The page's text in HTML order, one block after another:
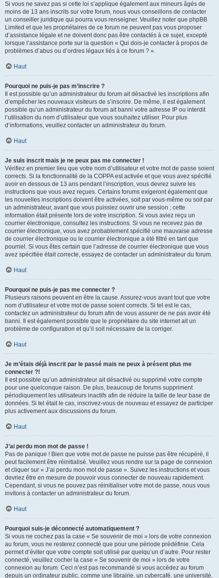
Si vous ne savez pas si cette loi s’applique également aux mineurs âgés de
moins de 13 ans inscrits sur votre forum, nous vous conseillons de contacter
un conseiller juridique qui pourra vous renseigner. Veuillez noter que phpBB
Limited et que les propriétaires de ce forum ne peuvent pas vous proposer
d’assistance légale et ne doivent donc pas être contactés à ce sujet, excepté
lorsque l’assistance porte sur la question « Qui dois-je contacter à propos de
problèmes d’abus ou d’ordres légaux liés à ce forum ? ».
Haut
Pourquoi ne puis-je pas m’inscrire ?
Il est possible qu’un administrateur du forum ait désactivé les inscriptions afin
d’empêcher les nouveaux visiteurs de s’inscrire. De même, il est également
possible qu’un administrateur du forum ait banni votre adresse IP ou interdit
l’utilisation du nom d’utilisateur que vous souhaitez utiliser. Pour plus
d’informations, veuillez contacter un administrateur du forum.
Haut
Je suis inscrit mais je ne peux pas me connecter !
Vérifiez en premier lieu que votre nom d’utilisateur et votre mot de passe soient
corrects. Si la fonctionnalité de la COPPA est activée et que vous avez spécifié
avoir en dessous de 13 ans pendant l’inscription, vous devrez suivre les
instructions que vous avez reçues. Certains forums exigeront également que
les nouvelles inscriptions doivent être activées, soit par vous-même ou soit par
un administrateur, avant que vous puissiez ouvrir une session ; cette
information était présente lors de votre inscription. Si vous aviez reçu un
courrier électronique, consultez les instructions. Si vous ne recevez pas de
courrier électronique, vous avez probablement spécifié une mauvaise adresse
de courrier électronique ou le courrier électronique a été filtré en tant que
pourriel. Si vous êtes certain que l’adresse de courrier électronique que vous
avez spécifiée était correcte, essayez de contacter un administrateur du forum.
Haut
Pourquoi ne puis-je pas me connecter ?
Plusieurs raisons peuvent en être la cause. Assurez-vous avant tout que votre
nom d’utilisateur et votre mot de passe soient corrects. Si tel est le cas,
contactez un administrateur du forum afin de vous assurer de ne pas avoir été
banni. Il est également possible que le propriétaire du site internet ait un
problème de configuration et qu’il soit nécessaire de la corriger.
Haut
Je m’étais déjà inscrit par le passé mais ne peux à présent plus me
connecter ?!
Il est possible qu’un administrateur ait désactivé ou supprimé votre compte
pour une quelconque raison. De plus, beaucoup de forums suppriment
périodiquement les utilisateurs inactifs afin de réduire la taille de leur base de
données. Si tel était le cas, inscrivez-vous de nouveau et essayez de participer
plus activement aux discussions du forum.
Haut
J’ai perdu mon mot de passe !
Pas de panique ! Bien que votre mot de passe ne puisse pas être récupéré, il
peut facilement être réinitialisé. Veuillez vous rendre sur la page de connexion
et cliquer sur « J’ai perdu mon mot de passe ». Suivez les instructions et vous
devriez être en mesure de pouvoir vous connecter de nouveau rapidement.
Cependant, si vous ne pouvez pas réinitialiser votre mot de passe, nous vous
invitons à contacter un administrateur du forum.
Haut
Pourquoi suis-je déconnecté automatiquement ?
Si vous ne cochez pas la case « Se souvenir de moi » lors de votre connexion
au forum, vous ne resterez connecté que pour une période prédéfinie. Cela
permet d’éviter que votre compte soit utilisé par quelqu’un d’autre. Pour rester
connecté, veuillez cocher la case « Se souvenir de moi » lors de votre
connexion au forum. Ceci n’est pas recommandé si vous accédez au forum
depuis un ordinateur public, comme une librairie, un cybercafé, une université,